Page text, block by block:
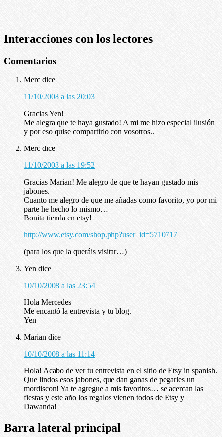
Interacciones con los lectores
Comentarios
Merc dice
11/10/2008 a las 20:03
Gracias Yen!
Me alegra que te haya gustado! A mi me hizo especial ilusión
y por eso quise compartirlo con vosotros..
Merc dice
11/10/2008 a las 19:52
Gracias Marian! Me alegro de que te hayan gustado mis
jabones.
Cuanto me alegro de que me añadas como favorito, yo por mi
parte he hecho lo mismo…
Bonita tienda en etsy!
http://www.etsy.com/shop.php?user_id=5710717
(para los que la queráis visitar…)
Yen dice
10/10/2008 a las 23:54
Hola Mercedes
Me encantó la entrevista y tu blog.
Yen
Marian dice
10/10/2008 a las 11:14
Hola! Acabo de ver tu entrevista en el sitio de Etsy in spanish.
Que lindos esos jabones, que dan ganas de pegarles un
mordiscon! Ya te agregue a mis favoritos… se acercan las
fiestas y este año los regalos vienen todos de Etsy y
Dawanda!
Barra lateral principal